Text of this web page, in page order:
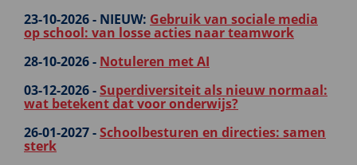
23-10-2026 - NIEUW: Gebruik van sociale media
op school: van losse acties naar teamwork
28-10-2026 - Notuleren met AI
03-12-2026 -Superdiversiteit als nieuw normaal:
wat betekent dat voor onderwijs?
26-01-2027 -Schoolbesturen en directies: samen
sterk